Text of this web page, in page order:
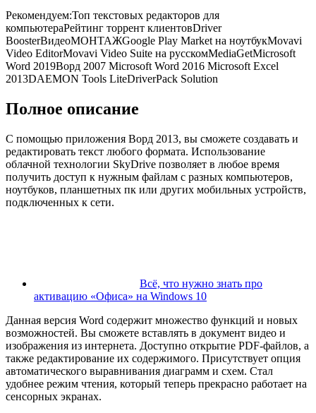
Рекомендуем:Топ текстовых редакторов для
компьютераРейтинг торрент клиентовDriver
BoosterВидеоМОНТАЖGoogle Play Market на ноутбукMovavi
Video EditorMovavi Video Suite на русскомMediaGetMicrosoft
Word 2019Ворд 2007 Microsoft Word 2016 Microsoft Excel
2013DAEMON Tools LiteDriverPack Solution
Полное описание
С помощью приложения Ворд 2013, вы сможете создавать и
редактировать текст любого формата. Использование
облачной технологии SkyDrive позволяет в любое время
получить доступ к нужным файлам с разных компьютеров,
ноутбуков, планшетных пк или других мобильных устройств,
подключенных к сети.
Всё, что нужно знать про
активацию «Офиса» на Windows 10
Данная версия Word содержит множество функций и новых
возможностей. Вы сможете вставлять в документ видео и
изображения из интернета. Доступно открытие PDF-файлов, а
также редактирование их содержимого. Присутствует опция
автоматического выравнивания диаграмм и схем. Стал
удобнее режим чтения, который теперь прекрасно работает на
сенсорных экранах.